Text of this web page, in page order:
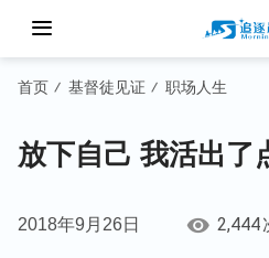
首页 / 基督徒见证 / 职场人生
放下自己 我活出了
2018年9月26日 2,444